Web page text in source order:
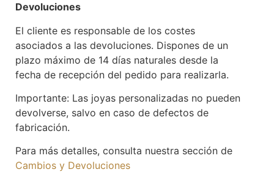
Devoluciones
El cliente es responsable de los costes
asociados a las devoluciones. Dispones de un
plazo máximo de 14 días naturales desde la
fecha de recepción del pedido para realizarla.
Importante: Las joyas personalizadas no pueden
devolverse, salvo en caso de defectos de
fabricación.
Para más detalles, consulta nuestra sección de
Cambios y Devoluciones